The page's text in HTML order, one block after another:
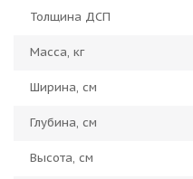
Толщина ДСП
Масса, кг
Ширина, см
Глубина, см
Высота, см